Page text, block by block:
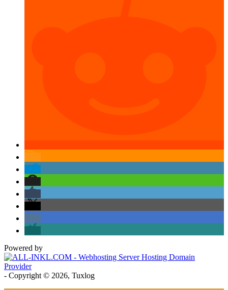
Powered by
- Copyright © 2026, Tuxlog